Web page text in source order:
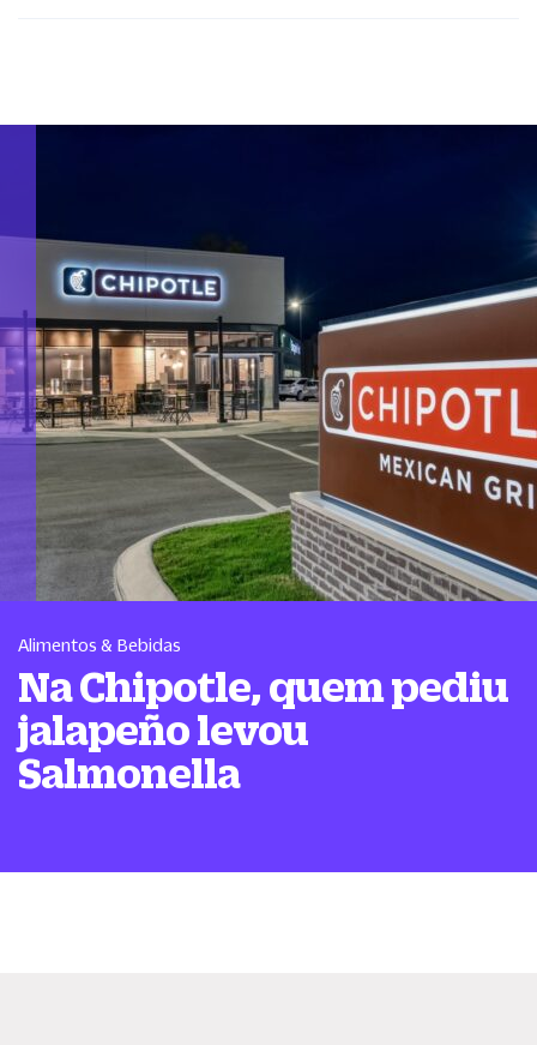
Alimentos & Bebidas
Na Chipotle, quem pediu
jalapeño levou
Salmonella